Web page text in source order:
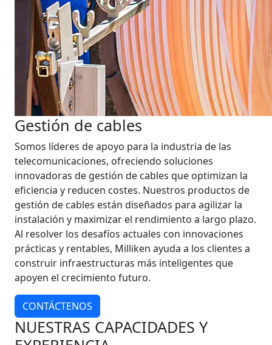
Gestión de cables
Somos líderes de apoyo para la industria de las
telecomunicaciones, ofreciendo soluciones
innovadoras de gestión de cables que optimizan la
eficiencia y reducen costes. Nuestros productos de
gestión de cables están diseñados para agilizar la
instalación y maximizar el rendimiento a largo plazo.
Al resolver los desafíos actuales con innovaciones
prácticas y rentables, Milliken ayuda a los clientes a
construir infraestructuras más inteligentes que
apoyen el crecimiento futuro.
CONTÁCTENOS
NUESTRAS CAPACIDADES Y